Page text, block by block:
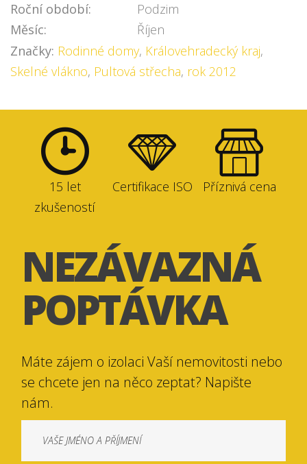
Roční období:
Podzim
Měsíc:
Říjen
Značky: Rodinné domy, Královehradecký kraj,
Skelné vlákno, Pultová střecha, rok 2012
15 let
zkušeností
Certifikace ISO Příznivá cena
NEZÁVAZNÁ
POPTÁVKA
Máte zájem o izolaci Vaší nemovitosti nebo
se chcete jen na něco zeptat? Napište
nám.